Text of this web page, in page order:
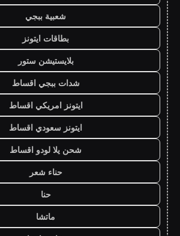
شعبية ببجي
بطاقات ايتونز
بلايستيشن ستور
شدات ببجي اقساط
ايتونز امريكي اقساط
ايتونز سعودي اقساط
شحن يلا لودو اقساط
حناء شعر
حنا
ماتشا